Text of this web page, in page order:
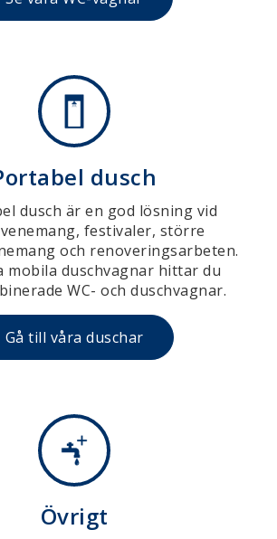
dusch
dusch är en god lösning vid
festivaler, större
och renoveringsarbeten.
mobila duschvagnar hittar du
WC- och duschvagnar.
Gå till våra duschar
Övrigt